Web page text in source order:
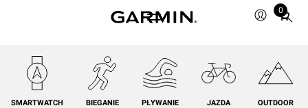
0
Total
cart:
SMARTWATCH BIEGANIE PŁYWANIE
JAZDA
OUTDOOR